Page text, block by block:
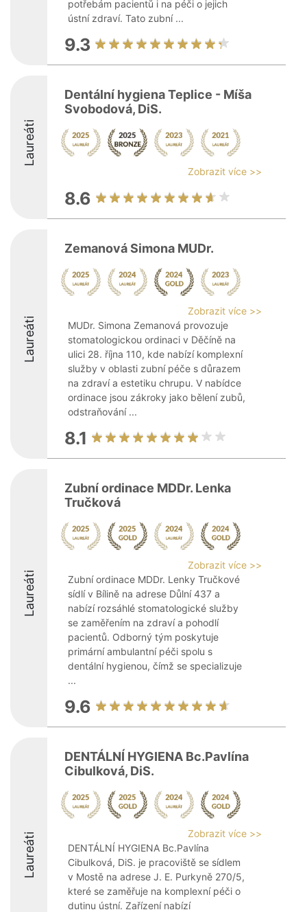
potřebám pacientů i na péči o jejich
ústní zdraví. Tato zubní ...
9.3
Laureáti
Dentální hygiena Teplice - Míša
Svobodová, DiS.
Zobrazit více >>
8.6
Laureáti
Zemanová Simona MUDr.
Zobrazit více >>
MUDr. Simona Zemanová provozuje
stomatologickou ordinaci v Děčíně na
ulici 28. října 110, kde nabízí komplexní
služby v oblasti zubní péče s důrazem
na zdraví a estetiku chrupu. V nabídce
ordinace jsou zákroky jako bělení zubů,
odstraňování ...
8.1
Laureáti
Zubní ordinace MDDr. Lenka
Tručková
Zobrazit více >>
Zubní ordinace MDDr. Lenky Tručkové
sídlí v Bílině na adrese Důlní 437 a
nabízí rozsáhlé stomatologické služby
se zaměřením na zdraví a pohodlí
pacientů. Odborný tým poskytuje
primární ambulantní péči spolu s
dentální hygienou, čímž se specializuje
...
9.6
Laureáti
DENTÁLNÍ HYGIENA Bc.Pavlína
Cibulková, DiS.
Zobrazit více >>
DENTÁLNÍ HYGIENA Bc.Pavlína
Cibulková, DiS. je pracoviště se sídlem
v Mostě na adrese J. E. Purkyně 270/5,
které se zaměřuje na komplexní péči o
dutinu ústní. Zařízení nabízí